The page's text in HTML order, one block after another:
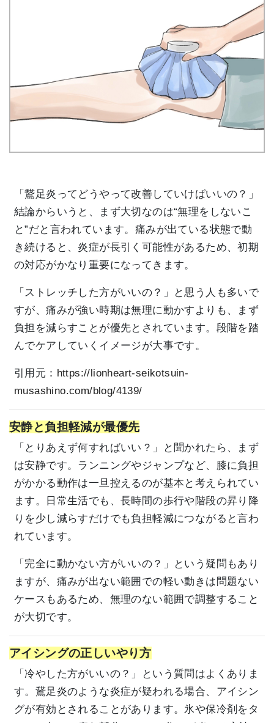
「鵞足炎ってどうやって改善していけばいいの？」
結論からいうと、まず大切なのは“無理をしないこ
と”だと言われています。痛みが出ている状態で動
き続けると、炎症が長引く可能性があるため、初期
の対応がかなり重要になってきます。
「ストレッチした方がいいの？」と思う人も多いで
すが、痛みが強い時期は無理に動かすよりも、まず
負担を減らすことが優先とされています。段階を踏
んでケアしていくイメージが大事です。
引用元： https://lionheart-seikotsuin-
musashino.com/blog/4139/
安静と負担軽減が最優先
「とりあえず何すればいい？」と聞かれたら、まず
は安静です。ランニングやジャンプなど、膝に負担
がかかる動作は一旦控えるのが基本と考えられてい
ます。日常生活でも、長時間の歩行や階段の昇り降
りを少し減らすだけでも負担軽減につながると言わ
れています。
「完全に動かない方がいいの？」という疑問もあり
ますが、痛みが出ない範囲での軽い動きは問題ない
ケースもあるため、無理のない範囲で調整すること
が大切です。
アイシングの正しいやり方
「冷やした方がいいの？」という質問はよくありま
す。鵞足炎のような炎症が疑われる場合、アイシン
グが有効とされることがあります。氷や保冷剤をタ